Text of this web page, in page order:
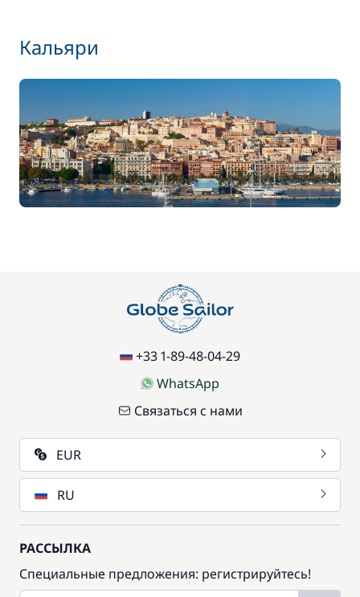
Кальяри
+33 1-89-48-04-29
WhatsApp
Связаться с нами
EUR
RU
РАССЫЛКА
Специальные предложения: регистрируйтесь!